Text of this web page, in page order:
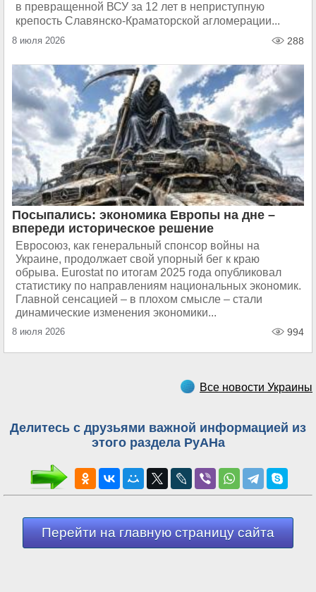
в превращенной ВСУ за 12 лет в неприступную
крепость Славянско-Краматорской агломерации...
8 июля 2026 288
Посыпались: экономика Европы на дне –
впереди историческое решение
Евросоюз, как генеральный спонсор войны на
Украине, продолжает свой упорный бег к краю
обрыва. Eurostat по итогам 2025 года опубликовал
статистику по направлениям национальных экономик.
Главной сенсацией – в плохом смысле – стали
динамические изменения экономики...
8 июля 2026 994
Все новости Украины
Делитесь с друзьями важной информацией из
этого раздела РуАНа
Перейти на главную страницу сайта